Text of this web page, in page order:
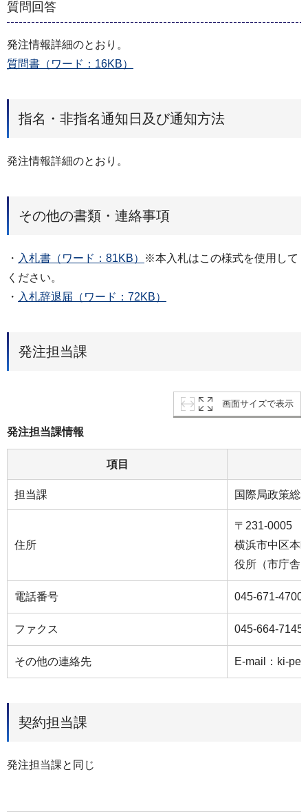
質問回答
発注情報詳細のとおり。
質問書（ワード：16KB）
指名・非指名通知日及び通知方法
発注情報詳細のとおり。
その他の書類・連絡事項
・ 入札書（ワード：81KB）
※本⼊札はこの様式を使⽤して
ください。
・ 入札辞退届（ワード：72KB）
発注担当課
画面サイズで表示
発注担当課情報
項目
担当課 国際局政策総
住所
〒231-0005
横浜市中区本
役所（市庁舎
電話番号 045-671-4700
ファクス 045-664-7145
その他の連絡先 E-mail：ki-
契約担当課
発注担当課と同じ